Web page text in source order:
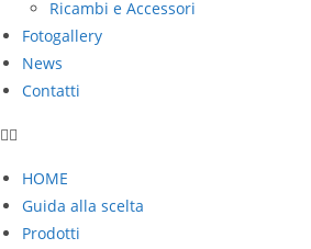
Ricambi e Accessori
Fotogallery
News
Contatti
HOME
Guida alla scelta
Prodotti